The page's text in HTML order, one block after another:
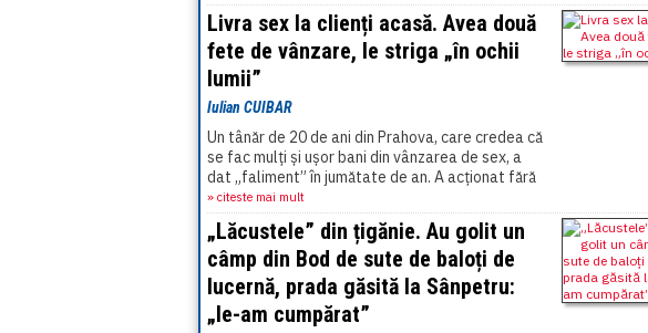
Livra sex la clienți acasă. Avea două
fete de vânzare, le striga „în ochii
lumii”
Iulian CUIBAR
Un tânăr de 20 de ani din Prahova, care credea că
se fac mulți și ușor bani din vânzarea de sex, a
dat „faliment” în jumătate de an. A acționat fără
reținere,[...]
» citeste mai mult
„Lăcustele” din țigănie. Au golit un
câmp din Bod de sute de baloți de
lucernă, prada găsită la Sânpetru:
„le-am cumpărat”